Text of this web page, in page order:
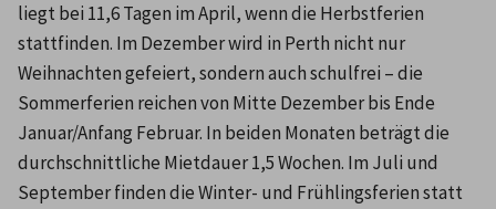
liegt bei 11,6 Tagen im April, wenn die Herbstferien
stattfinden. Im Dezember wird in Perth nicht nur
Weihnachten gefeiert, sondern auch schulfrei – die
Sommerferien reichen von Mitte Dezember bis Ende
Januar/Anfang Februar. In beiden Monaten beträgt die
durchschnittliche Mietdauer 1,5 Wochen. Im Juli und
September finden die Winter- und Frühlingsferien statt